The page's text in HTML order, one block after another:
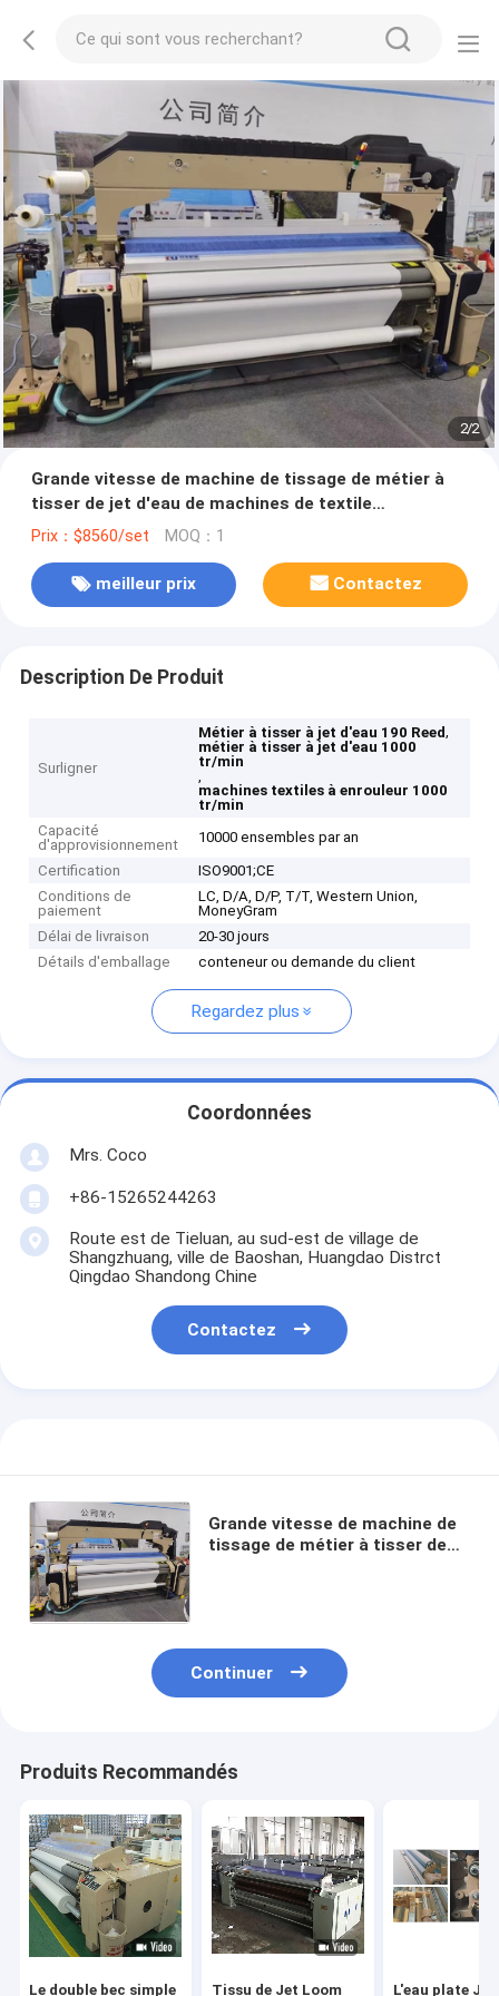
2/2
Grande vitesse de machine de tissage de métier à
tisser de jet d'eau de machines de textile
d'enrouleur de roseau 190
Prix：$8560/set MOQ：1
meilleur prix Contactez
Description De Produit
Surligner
Métier à tisser à jet d'eau 190 Reed,
métier à tisser à jet d'eau 1000
tr/min
,
machines textiles à enrouleur 1000
tr/min
Capacité
d'approvisionnement
10000 ensembles par an
Certification
ISO9001;CE
Conditions de
paiement
LC, D/A, D/P, T/T, Western Union,
MoneyGram
Délai de livraison
20-30 jours
Détails d'emballage
conteneur ou demande du client
Regardez plus
Coordonnées
Mrs. Coco
+86-15265244263
Route est de Tieluan, au sud-est de village de
Shangzhuang, ville de Baoshan, Huangdao Distrct
Qingdao Shandong Chine
Contactez
Grande vitesse de machine de
tissage de métier à tisser de
Continuer
Produits Recommandés
Le double bec simple Tissu de Jet Loom L'eau plate